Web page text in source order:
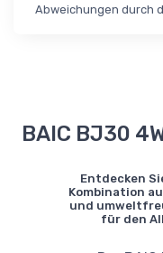
Abweichungen durch
BAIC BJ30
Entdecken
Kombination
und
für den